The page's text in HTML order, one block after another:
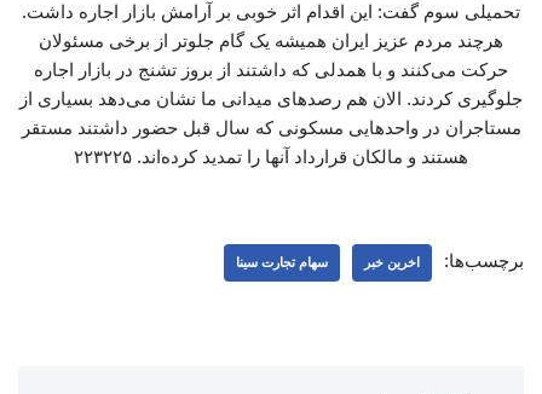
تحمیلی سوم گفت: این اقدام اثر خوبی بر آرامش بازار اجاره داشت.
هرچند مردم عزیز ایران همیشه یک گام جلوتر از برخی مسئولان
حرکت می‌کنند و با همدلی که داشتند از بروز تشنج در بازار اجاره
جلوگیری کردند. الان هم رصدهای میدانی ما نشان می‌دهد بسیاری از
مستاجران در واحدهایی مسکونی که سال قبل حضور داشتند مستقر
هستند و مالکان قرارداد آنها را تمدید کرده‌اند. ۲۲۳۲۲۵
برچسب‌ها: اخرین خبر سهام تجارت سینا